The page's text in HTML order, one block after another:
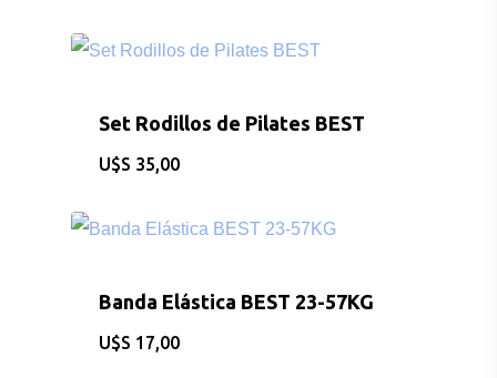
Set Rodillos de Pilates BEST
$ 35,00
Banda Elástica BEST 23-57KG
$ 17,00